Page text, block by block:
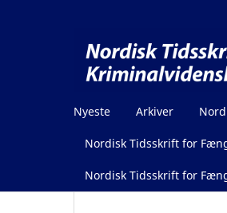
Nyeste Arkiver
Nordisk Tidsskrift for
Nordisk Tidsskrift for